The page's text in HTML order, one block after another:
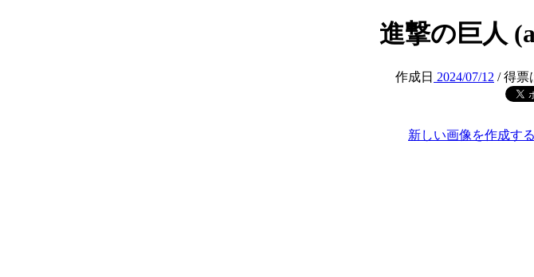
進撃の巨人
作成日 2024/07/12 / 得票
新しい画像を作成す